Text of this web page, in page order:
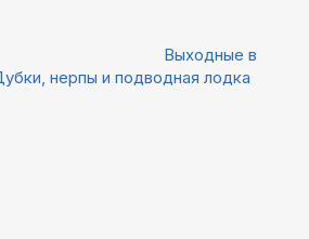
Выходные в
нерпы и подводная лодка